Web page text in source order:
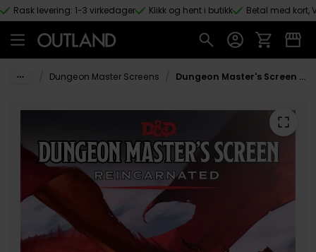
Hopp til hovedinnhold
Rask levering: 1-3 virkedager Klikk og hent i butikk Betal med kort,
Dungeon Master Screens Dungeon Master's Screen Reincarnated